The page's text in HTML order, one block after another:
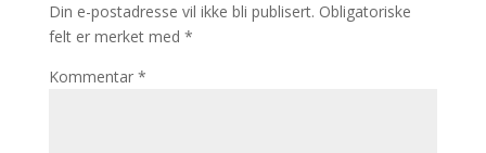
Din e-postadresse vil ikke bli publisert. Obligatoriske
felt er merket med *
Kommentar *